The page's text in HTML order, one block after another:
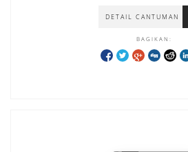
DETAIL CANTUMAN
BAGIKAN: